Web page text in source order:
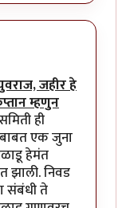
जहीर हे
म्हणुन
ही
एक जुना
हेमंत
झाली. निवड
संबंधी ते